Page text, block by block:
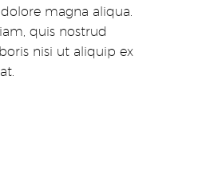
magna aliqua.
quis nostrud
nisi ut aliquip ex